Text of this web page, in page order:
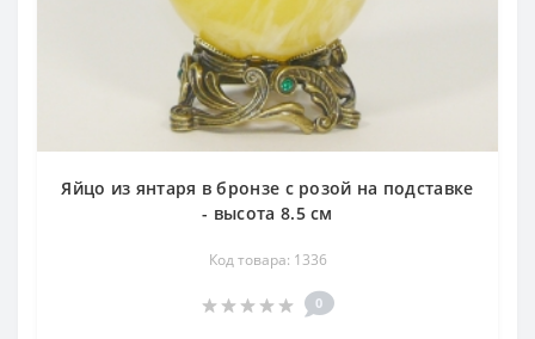
Яйцо из янтаря в бронзе с розой на подставке
- высота 8.5 см
Код товара: 1336
0